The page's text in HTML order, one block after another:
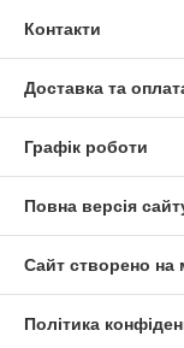
Контакти
Доставка та
Графік роботи
Повна версія
Сайт створено на
Політика